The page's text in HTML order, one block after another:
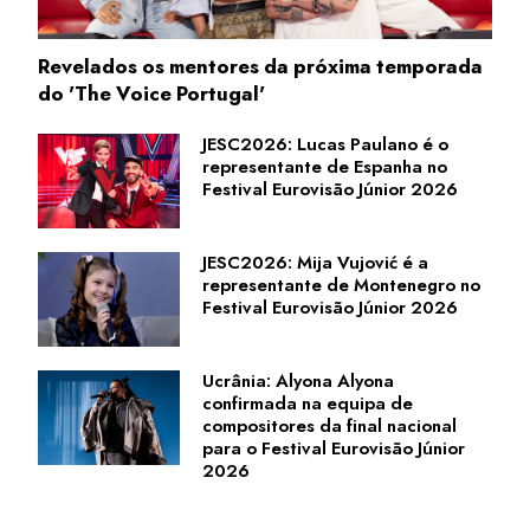
Revelados os mentores da próxima temporada
do 'The Voice Portugal'
JESC2026: Lucas Paulano é o
representante de Espanha no
Festival Eurovisão Júnior 2026
JESC2026: Mija Vujović é a
representante de Montenegro no
Festival Eurovisão Júnior 2026
Ucrânia: Alyona Alyona
confirmada na equipa de
compositores da final nacional
para o Festival Eurovisão Júnior
2026